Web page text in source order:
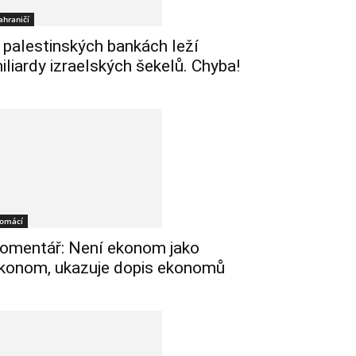
palestinských bankách leží
izraelských šekelů. Chyba!
Není ekonom jako
ukazuje dopis ekonomů